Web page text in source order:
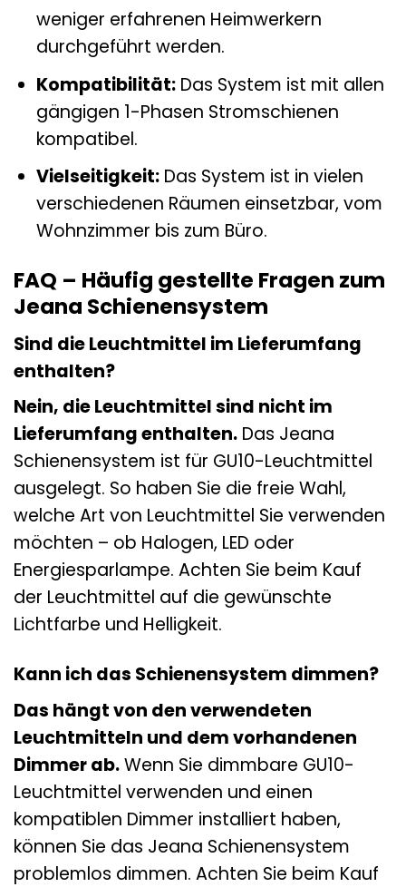
weniger erfahrenen Heimwerkern
durchgeführt werden.
Kompatibilität:Das System ist mit allen
gängigen 1-Phasen Stromschienen
kompatibel.
Vielseitigkeit:Das System ist in vielen
verschiedenen Räumen einsetzbar, vom
Wohnzimmer bis zum Büro.
FAQ – Häufig gestellte Fragen zum
Jeana Schienensystem
Sind die Leuchtmittel im Lieferumfang
enthalten?
Nein, die Leuchtmittel sind nicht im
Lieferumfang enthalten. Das Jeana
Schienensystem ist für GU10-Leuchtmittel
ausgelegt. So haben Sie die freie Wahl,
welche Art von Leuchtmittel Sie verwenden
möchten – ob Halogen, LED oder
Energiesparlampe. Achten Sie beim Kauf
der Leuchtmittel auf die gewünschte
Lichtfarbe und Helligkeit.
Kann ich das Schienensystem dimmen?
Das hängt von den verwendeten
Leuchtmitteln und dem vorhandenen
Dimmer ab.Wenn Sie dimmbare GU10-
Leuchtmittel verwenden und einen
kompatiblen Dimmer installiert haben,
können Sie das Jeana Schienensystem
problemlos dimmen. Achten Sie beim Kauf